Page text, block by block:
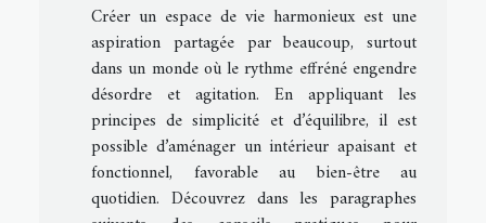
Créer un espace de vie harmonieux est une
aspiration partagée par beaucoup, surtout
dans un monde où le rythme effréné engendre
désordre et agitation. En appliquant les
principes de simplicité et d’équilibre, il est
possible d’aménager un intérieur apaisant et
fonctionnel, favorable au bien-être au
quotidien. Découvrez dans les paragraphes